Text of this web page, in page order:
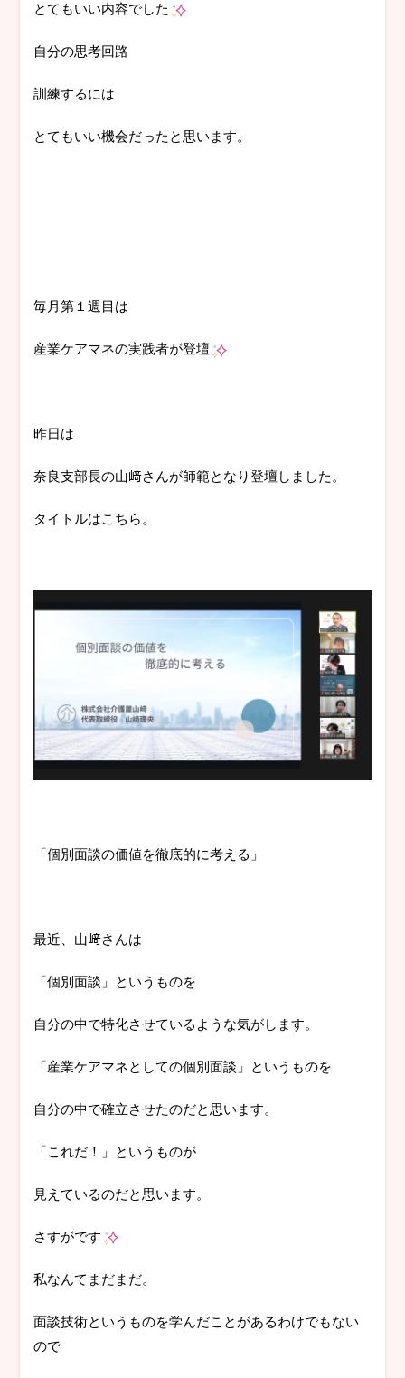
とてもいい内容でした
自分の思考回路
訓練するには
とてもいい機会だったと思います。
毎月第１週目は
産業ケアマネの実践者が登壇
昨日は
奈良支部長の山﨑さんが師範となり登壇しました。
タイトルはこちら。
「個別面談の価値を徹底的に考える」
最近、山﨑さんは
「個別面談」というものを
自分の中で特化させているような気がします。
「産業ケアマネとしての個別面談」というものを
自分の中で確立させたのだと思います。
「これだ！」というものが
見えているのだと思います。
さすがです
私なんてまだまだ。
面談技術というものを学んだことがあるわけでもない
ので